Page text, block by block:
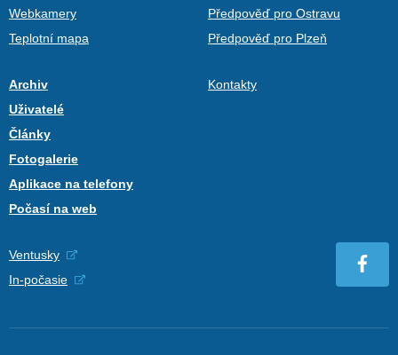
Webkamery
Teplotní mapa
Předpověď pro Ostravu
Předpověď pro Plzeň
Archiv
Uživatelé
Články
Fotogalerie
Aplikace na telefony
Počasí na web
Kontakty
Ventusky
In-počasie